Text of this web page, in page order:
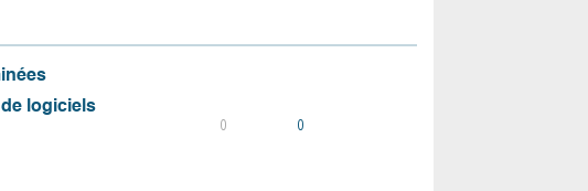
logiciels
0 0